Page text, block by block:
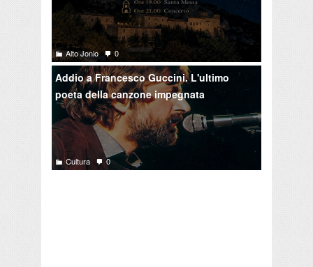
Alto Jonio 0
Addio a Francesco Guccini. L'ultimo
poeta della canzone impegnata
Cultura 0